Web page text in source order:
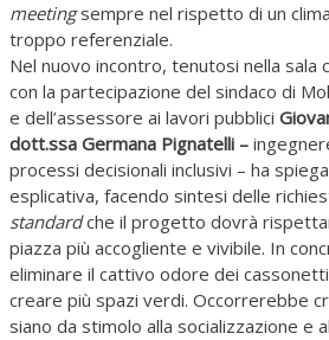
meetingsempre nel rispetto di un
troppo referenziale.
Nel nuovo incontro, tenutosi nella sala
con la partecipazione del sindaco di
e dell’assessore ai lavori pubblici
dott.ssa Germana Pignatelli –
processi decisionali inclusivi – ha
esplicativa, facendo sintesi delle
standardche il progetto dovrà
piazza più accogliente e vivibile. In
eliminare il cattivo odore dei
creare più spazi verdi. Occorrerebbe
siano da stimolo alla socializzazione e